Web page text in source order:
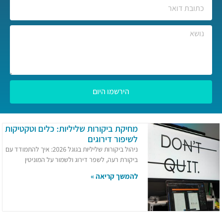
הירשמו היום
מחיקת ביקורות שליליות: כלים וטקטיקות
לשיפור דירוגים
ניהול ביקורות שליליות בגוגל 2026: איך להתמודד עם
ביקורת רעה, לשפר דירוג ולשמור על המוניטין
להמשך קריאה »